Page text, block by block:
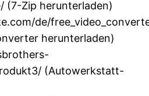
(7-Zip herunterladen)
de/
herunterladen)
(Autowerkstatt-